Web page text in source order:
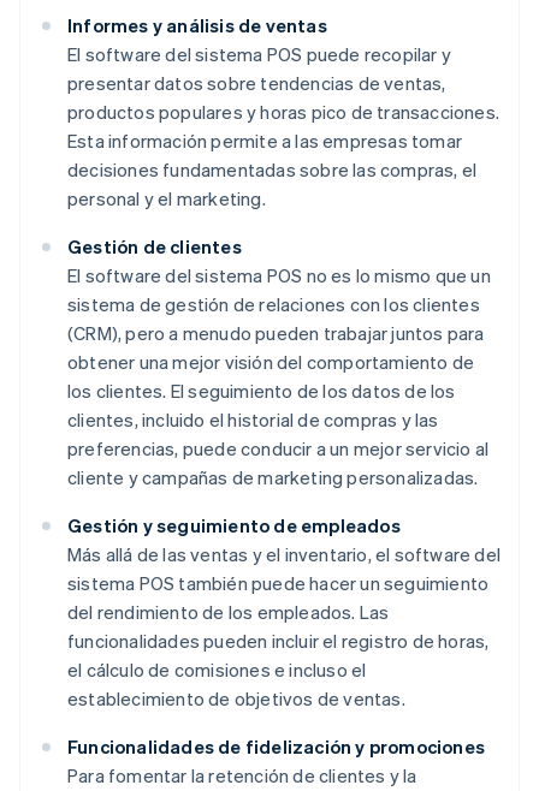
Informes y análisis de ventas
El software del sistema POS puede recopilar y
presentar datos sobre tendencias de ventas,
productos populares y horas pico de transacciones.
Esta información permite a las empresas tomar
decisiones fundamentadas sobre las compras, el
personal y el marketing.
Gestión de clientes
El software del sistema POS no es lo mismo que un
sistema de gestión de relaciones con los clientes
(CRM), pero a menudo pueden trabajar juntos para
obtener una mejor visión del comportamiento de
los clientes. El seguimiento de los datos de los
clientes, incluido el historial de compras y las
preferencias, puede conducir a un mejor servicio al
cliente y campañas de marketing personalizadas.
Gestión y seguimiento de empleados
Más allá de las ventas y el inventario, el software del
sistema POS también puede hacer un seguimiento
del rendimiento de los empleados. Las
funcionalidades pueden incluir el registro de horas,
el cálculo de comisiones e incluso el
establecimiento de objetivos de ventas.
Funcionalidades de fidelización y promociones
Para fomentar la retención de clientes y la